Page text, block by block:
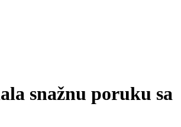
snažnu poruku sa